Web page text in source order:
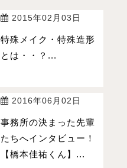
2015年02月03日
特殊メイク・特殊造形
とは・・？...
2016年06月02日
事務所の決まった先輩
たちへインタビュー！
【橋本佳祐くん】...